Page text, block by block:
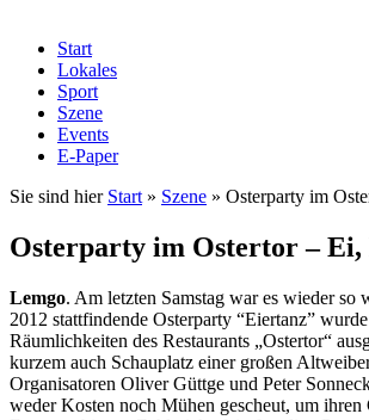
Start
Lokales
Sport
Szene
Events
E-Paper
Sie sind hier Start » Szene » Osterparty im
Osterparty im Ostertor –
Lemgo. Am letzten Samstag war es wieder so
2012 stattfindende Osterparty “Eiertanz”
Räumlichkeiten des Restaurants „Ostertor“
kurzem auch Schauplatz einer großen
Organisatoren Oliver Güttge und Peter
weder Kosten noch Mühen gescheut, um ihren